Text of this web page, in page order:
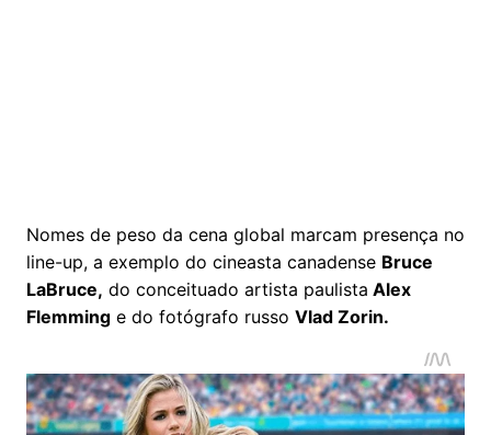
Nomes de peso da cena global marcam presença no
line-up, a exemplo do cineasta canadense Bruce
LaBruce, do conceituado artista paulista Alex
Flemming e do fotógrafo russo Vlad Zorin.